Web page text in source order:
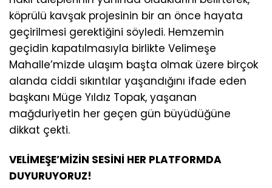
köprülü kavşak projesinin bir an önce hayata
geçirilmesi gerektiğini söyledi. Hemzemin
geçidin kapatılmasıyla birlikte Velimeşe
Mahalle’mizde ulaşım başta olmak üzere birçok
alanda ciddi sıkıntılar yaşandığını ifade eden
başkanı Müge Yıldız Topak, yaşanan
mağduriyetin her geçen gün büyüdüğüne
dikkat çekti.
VELİMEŞE’MİZİN SESİNİ HER PLATFORMDA
DUYURUYORUZ!